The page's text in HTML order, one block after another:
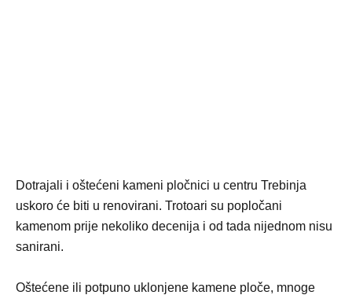
Dotrajali i oštećeni kameni pločnici u centru Trebinja
uskoro će biti u renovirani. Trotoari su popločani
kamenom prije nekoliko decenija i od tada nijednom nisu
sanirani.
Oštećene ili potpuno uklonjene kamene ploče, mnoge